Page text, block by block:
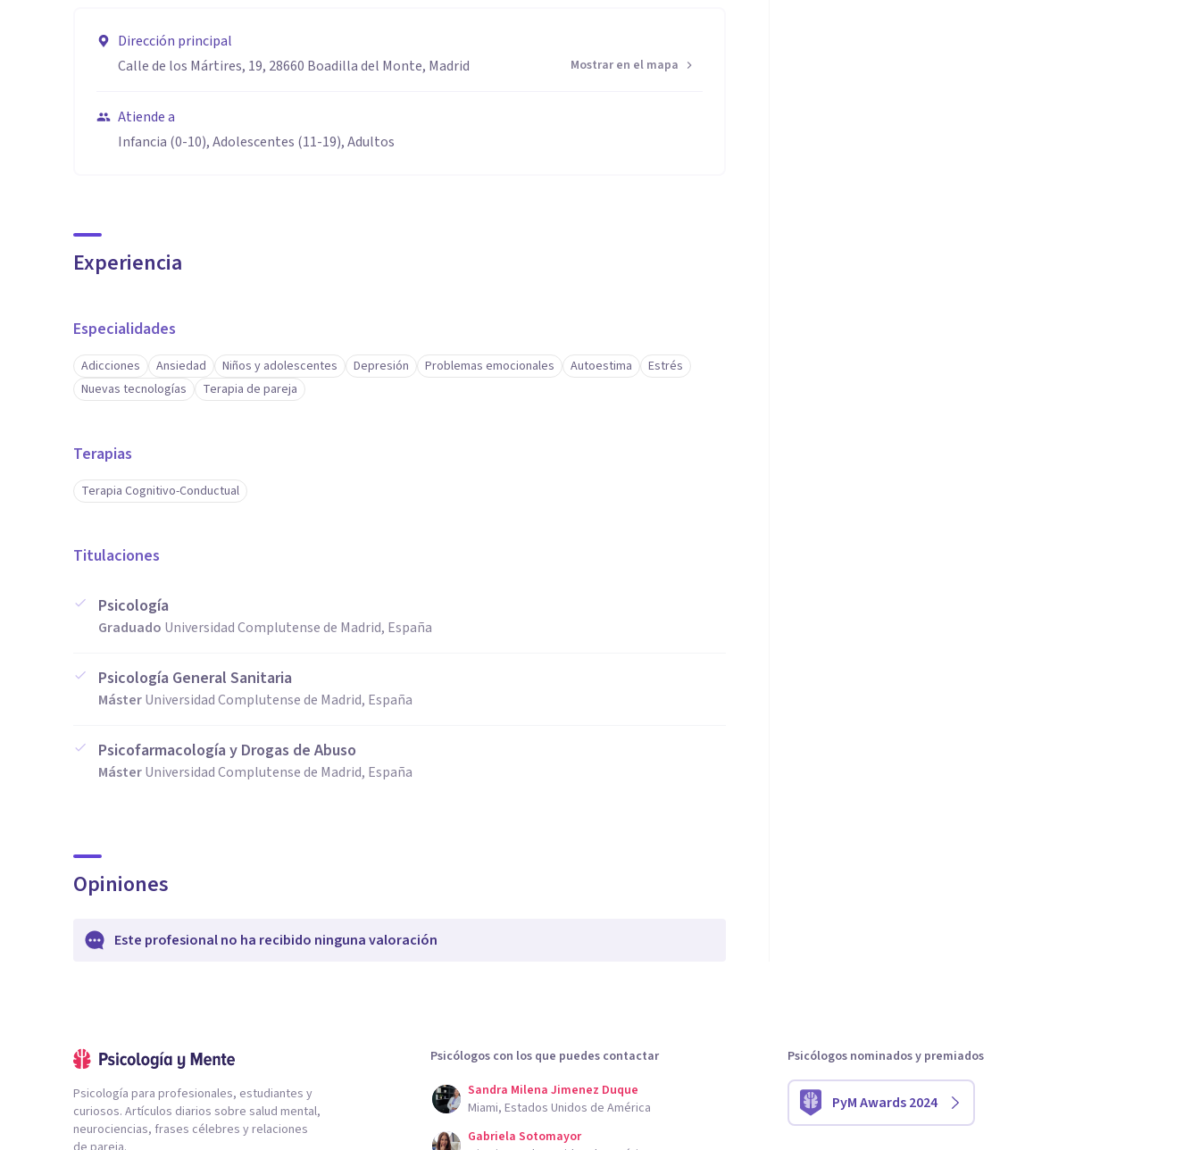
Dirección principal
Calle de los Mártires, 19, 28660 Boadilla del Monte, Madrid
Mostrar en el mapa
Atiende a
Infancia (0-10), Adolescentes (11-19), Adultos
Experiencia
Especialidades
Adicciones Ansiedad Niños y adolescentes Depresión Problemas emocionales Autoestima
Estrés
Nuevas tecnologías
Terapia de pareja
Terapias
Terapia Cognitivo-Conductual
Titulaciones
Psicología
Graduado Universidad Complutense de Madrid, España
Psicología General Sanitaria
MásterUniversidad Complutense de Madrid, España
Psicofarmacología y Drogas de Abuso
MásterUniversidad Complutense de Madrid, España
Opiniones
Este profesional no ha recibido ninguna valoración
Psicología para profesionales, estudiantes y
curiosos. Artículos diarios sobre salud mental,
neurociencias, frases célebres y relaciones
Psicólogos con los que puedes contactar
Sandra Milena Jimenez Duque
Miami, Estados Unidos de América
Gabriela Sotomayor
Psicólogos nominados y premiados
PyM Awards 2024